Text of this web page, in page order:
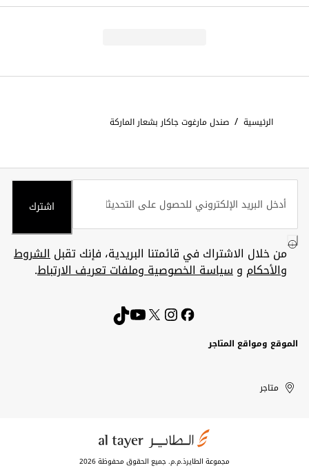
الرئيسية / صندل مارغوت جاكار بشعار الماركة
اشترك
من خلال الاشتراك في قائمتنا البريدية، فإنك تقبلالشروط
والأحكام وسياسة الخصوصية وملفات تعريف الارتباط.
الموقع ومواقع المتاجر
United
Arab
Kuwait
الإمارات
العربية
الكويت
متاجر
مجموعة الطايرذ.م.م. جميع الحقوق محفوظة 2026